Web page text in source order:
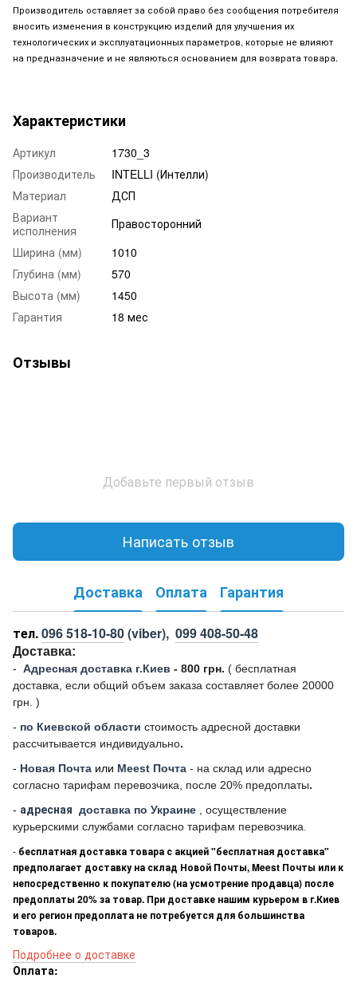
Производитель оставляет за собой право без сообщения потребителя
вносить изменения в конструкцию изделий для улучшения их
технологических и эксплуатационных параметров, которые не влияют
на предназначение и не являються основанием для возврата товара.
Характеристики
Артикул
1730_3
Производитель
INTELLI (Интелли)
Материал
ДСП
Вариант
исполнения
Правосторонний
Ширина (мм)
1010
Глубина (мм)
570
Высота (мм)
1450
Гарантия
18 мес
Отзывы
Добавьте первый отзыв
Написать отзыв
Доставка Оплата Гарантия
тел.096 518-10-80(viber), 099 408-50-48
Доставка:
- Адресная доставка г.Киев - 800 грн. ( бесплатная
доставка, если общий объем заказа составляет более 20000
грн. )
- по Киевской области стоимость адресной доставки
рассчитывается индивидуально.
- Новая Почта или Meest Почта - на склад или адресно
согласно тарифам перевозчика, после 20% предоплаты.
- адресная доставка по Украине
, осуществление
курьерскими службами согласно тарифам перевозчика.
- бесплатная доставка товара с акцией "бесплатная доставка"
предполагает доставку на склад Новой Почты, Meest Почты или к
непосредственно к покупателю (на усмотрение продавца) после
предоплаты 20% за товар. При доставке нашим курьером в г.Киев
и его регион предоплата не потребуется для большинства
товаров.
Подробнее о доставке
Оплата: